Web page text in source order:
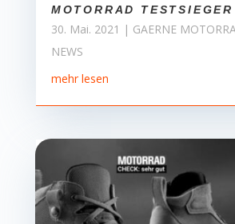
MOTORRAD TESTSIEGER
30. Mai. 2021 | GAERNE
NEWS
mehr lesen